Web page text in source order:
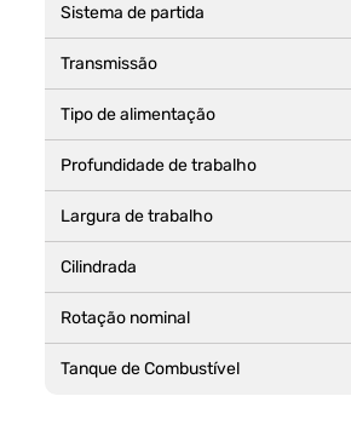
Sistema de partida
Transmissão
Tipo de alimentação
Profundidade de trabalho
Largura de trabalho
Cilindrada
Rotação nominal
Tanque de Combustível